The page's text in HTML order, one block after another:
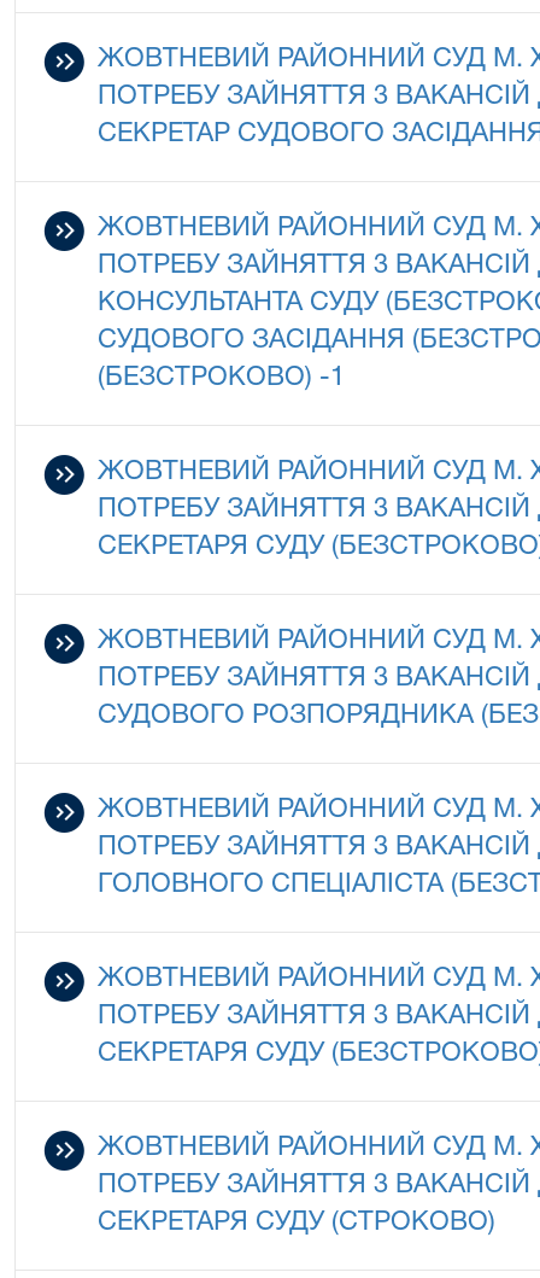
ЖОВТНЕВИЙ РАЙОННИЙ СУД М.
ПОТРЕБУ ЗАЙНЯТТЯ 3
СЕКРЕТАР СУДОВОГО
ЖОВТНЕВИЙ РАЙОННИЙ СУД М.
ПОТРЕБУ ЗАЙНЯТТЯ 3
КОНСУЛЬТАНТА СУДУ
СУДОВОГО ЗАСІДАННЯ
(БЕЗСТРОКОВО) -1
ЖОВТНЕВИЙ РАЙОННИЙ СУД М.
ПОТРЕБУ ЗАЙНЯТТЯ 3
СЕКРЕТАРЯ СУДУ
ЖОВТНЕВИЙ РАЙОННИЙ СУД М.
ПОТРЕБУ ЗАЙНЯТТЯ 3
СУДОВОГО РОЗПОРЯДНИКА
ЖОВТНЕВИЙ РАЙОННИЙ СУД М.
ПОТРЕБУ ЗАЙНЯТТЯ 3
ГОЛОВНОГО СПЕЦІАЛІСТА
ЖОВТНЕВИЙ РАЙОННИЙ СУД М.
ПОТРЕБУ ЗАЙНЯТТЯ 3
СЕКРЕТАРЯ СУДУ
ЖОВТНЕВИЙ РАЙОННИЙ СУД М.
ПОТРЕБУ ЗАЙНЯТТЯ 3
СЕКРЕТАРЯ СУДУ (СТРОКОВО)